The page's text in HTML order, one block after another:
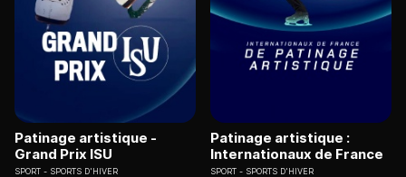
Patinage artistique -
Grand Prix ISU
SPORT SPORTS D'HIVER
Patinage artistique :
Internationaux de France
SPORT SPORTS D'HIVER